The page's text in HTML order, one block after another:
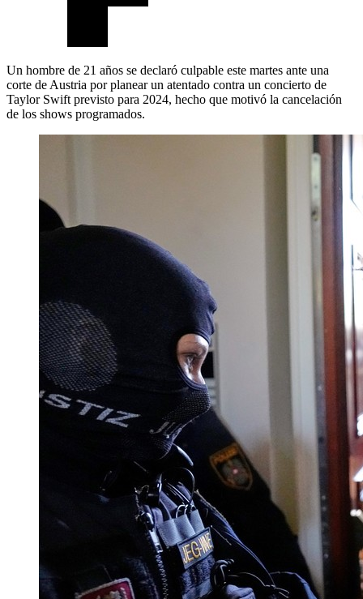
Un hombre de 21 años se declaró culpable este martes ante una
corte de Austria por planear un atentado contra un concierto de
Taylor Swift previsto para 2024, hecho que motivó la cancelación
de los shows programados.